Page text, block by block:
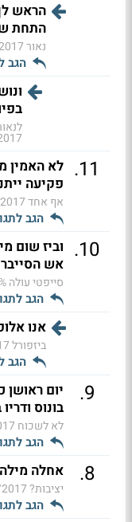
הראש
התחת
נאור15:09
הגב
11
. לא האמין
פקיעה
אף אחד13:28
הגב
10
. וביז שום
אש
סייפטי עולה 5%
הגב
אנו
ביזפורל
הגב
9
.
יום ראושן
בונוס
לא לשכוח
הגב
8
. אחלה
יציבות?10:18
הגב